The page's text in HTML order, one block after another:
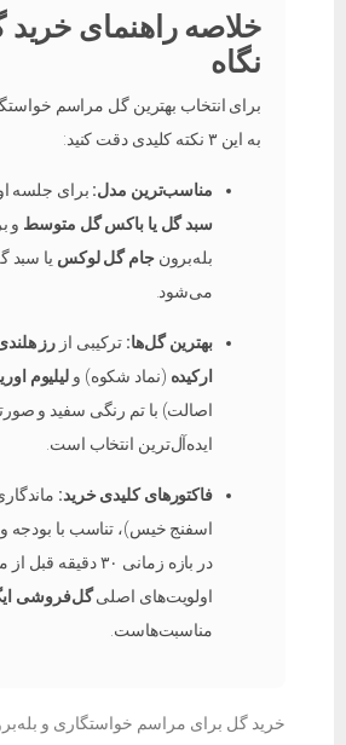
خلاصه راهنمای
نگاه
برای انتخاب بهترین گل مراسم
به این ۳ نکته کلیدی دقت کنید:
مناسب‌ترین مدل: برای جلسه
سبد گل یا باکس گل متوسط و
بله‌برونجام گل لوکس یا سبد
می‌شود.
بهترین گل‌ها: ترکیبی از رز
ارکیده (نماد شکوه) و لیلیوم
اصالت) با تم رنگی سفید و
ایده‌آل‌ترین انتخاب است.
فاکتورهای کلیدی خرید:
اسفنج خیس)، تناسب با بودجه
در بازه زمانی ۳۰ دقیقه
اولویت‌های اصلیگل‌فروشی
مناسبت‌هاست.
خرید گل برای مراسم خواستگاری و